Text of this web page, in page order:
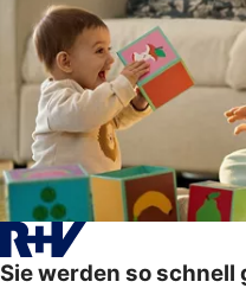
Sie werden so schnell